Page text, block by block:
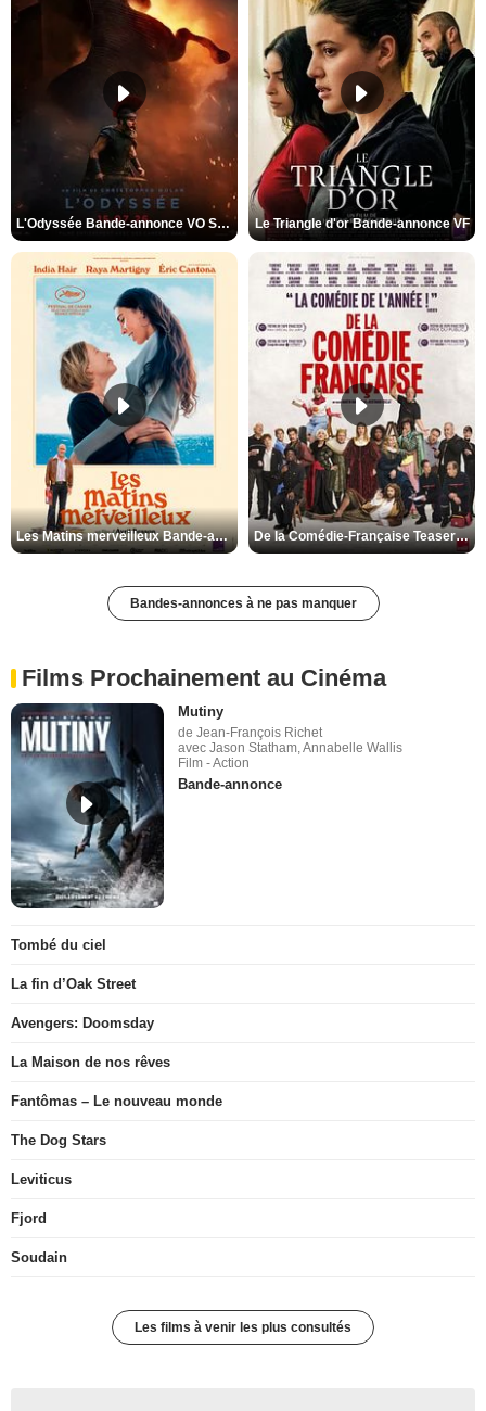
L'Odyssée Bande-annonce VO STFR Le Triangle d'or Bande-annonce VF
Les Matins merveilleux Bande-annonce VF De la Comédie-Française Teaser VF
Bandes-annonces à ne pas manquer
Films Prochainement au Cinéma
Mutiny
de Jean-François Richet
avec Jason Statham, Annabelle Wallis
Film - Action
Bande-annonce
Tombé du ciel
La fin d’Oak Street
Avengers: Doomsday
La Maison de nos rêves
Fantômas – Le nouveau monde
The Dog Stars
Leviticus
Fjord
Soudain
Les films à venir les plus consultés